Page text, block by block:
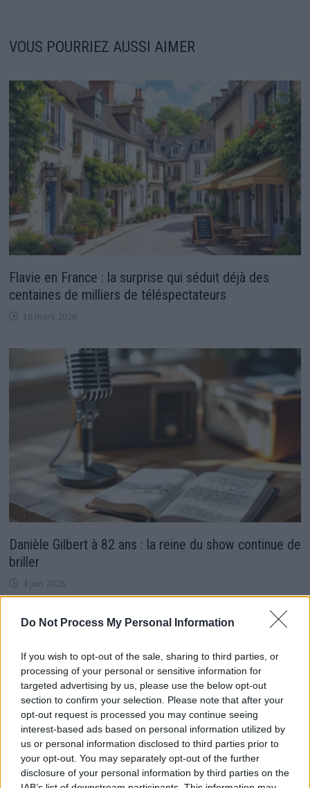
Do Not Process My Personal Information
If you wish to opt-out of the sale, sharing to third parties, or
processing of your personal or sensitive information for
targeted advertising by us, please use the below opt-out
section to confirm your selection. Please note that after your
opt-out request is processed you may continue seeing
interest-based ads based on personal information utilized by
us or personal information disclosed to third parties prior to
your opt-out. You may separately opt-out of the further
disclosure of your personal information by third parties on the
VOUS POURRIEZ AUSSI AIMER
Flavie en France : la surprise qui séduit déjà des
centaines de milliers de téléspectateurs
16 mars 2026
Danièle Gilbert à 82 ans : la reine du show continue de
briller
4 juin 2026
DALS 2024 : Qui sont ces deux participants qui se
seraient réconciliés ?